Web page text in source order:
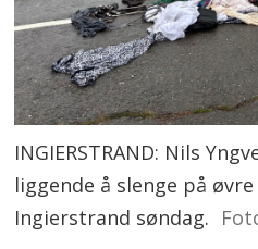
INGIERSTRAND: Nils
liggende å slenge på
Ingierstrand søndag.